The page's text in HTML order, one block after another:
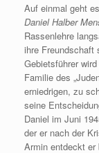
Auf einmal geht
Daniel Halber
Rassenlehre
ihre Freundschaft
Gebietsführer
Familie des
erniedrigen, zu
seine
Daniel im Juni
der er nach der
Armin entdeckt er